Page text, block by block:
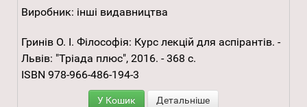
Виробник: інші видавництва
Гринів О. I. Філософія: Курс лекцій для аспірантів. -
Львів: "Тріада плюс", 2016. - 368 с.
ISBN 978-966-486-194-3
У Кошик Детальніше